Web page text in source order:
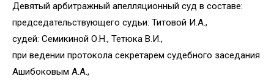
Девятый арбитражный апелляционный суд в составе:
председательствующего судьи: Титовой И.А.,
судей: Семикиной О.Н., Тетюка В.И.,
при ведении протокола секретарем судебного заседания
Ашибоковым А.А.,